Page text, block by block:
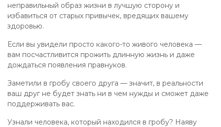
неправильный образ жизни в лучшую сторону и
избавиться от старых привычек, вредящих вашему
здоровью.
Если вы увидели просто какого-то живого человека —
вам посчастливится прожить длинную жизнь и даже
дождаться появления правнуков.
Заметили в гробу своего друга — значит, в реальности
ваш друг не будет знать ни в чем нужды и сможет даже
поддерживать вас.
Узнали человека, который находился в гробу? Наяву